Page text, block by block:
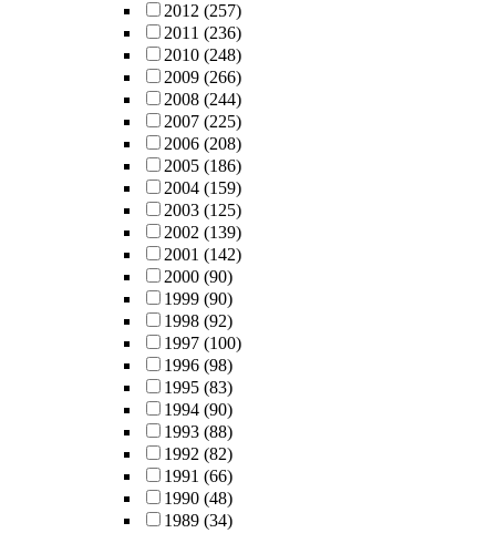
2012 (257)
2011 (236)
2010 (248)
2009 (266)
2008 (244)
2007 (225)
2006 (208)
2005 (186)
2004 (159)
2003 (125)
2002 (139)
2001 (142)
2000 (90)
1999 (90)
1998 (92)
1997 (100)
1996 (98)
1995 (83)
1994 (90)
1993 (88)
1992 (82)
1991 (66)
1990 (48)
1989 (34)